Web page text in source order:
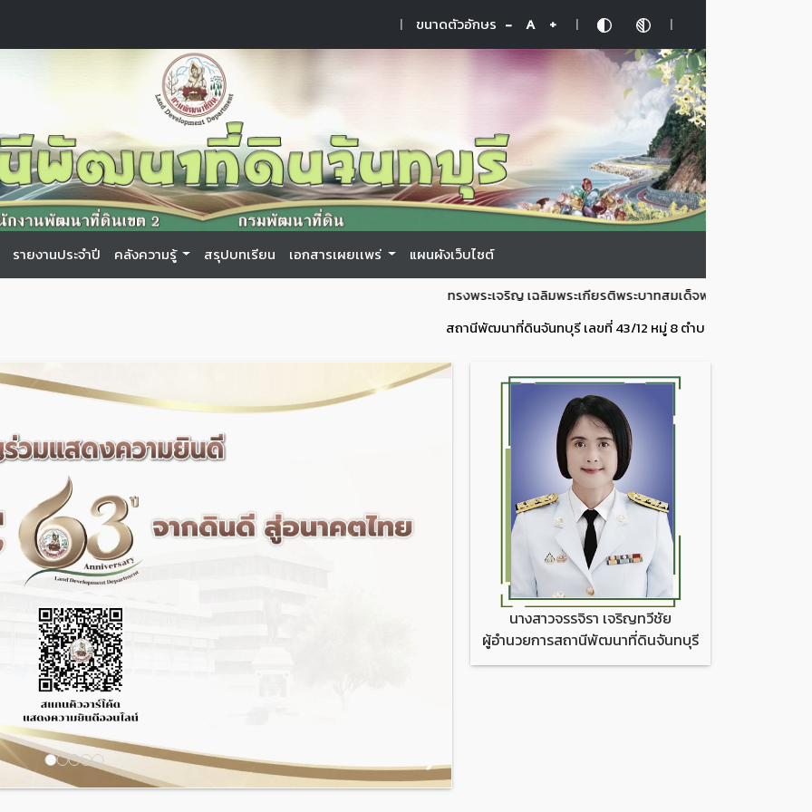
| ขนาดตัวอักษร - A + | |
รายงานประจำปี คลังความรู้ สรุปบทเรียน เอกสารเผยเเพร่
แผนผังเว็บไซต์
ทรงพระเจริญ เฉลิมพระเกียรติพระบาทสมเด็จพระเจ้าอยู่หัว เนื่องใน
สถานีพัฒนาที่ดินจันทบุรี เลขที่ 43/12 หมู่ 8 ตำบลนายายอาม อำเภอนาย
❯
นางสาวจรรจิรา เจริญทวีชัย
ผู้อำนวยการสถานีพัฒนาที่ดินจันทบุรี